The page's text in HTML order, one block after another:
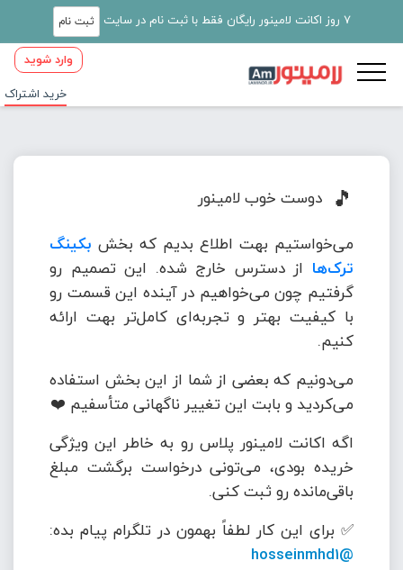
7 روز اکانت لامینور رایگان فقط با ثبت نام در سایت ثبت نام
وارد شوید
خرید اشتراک
🎵 دوست خوب لامینور
می‌خواستیم بهت اطلاع بدیم که بخش بکینگ
ترک‌ها از دسترس خارج شده. این تصمیم رو
گرفتیم چون می‌خواهیم در آینده این قسمت رو
با کیفیت بهتر و تجربه‌ای کامل‌تر بهت ارائه
کنیم.
می‌دونیم که بعضی از شما از این بخش استفاده
می‌کردید و بابت این تغییر ناگهانی متأسفیم ❤️
اگه اکانت لامینور پلاس رو به خاطر این ویژگی
خریده بودی، می‌تونی درخواست برگشت مبلغ
باقی‌مانده رو ثبت کنی.
✅ برای این کار لطفاً بهمون در تلگرام پیام بده:
@hosseinmhd1